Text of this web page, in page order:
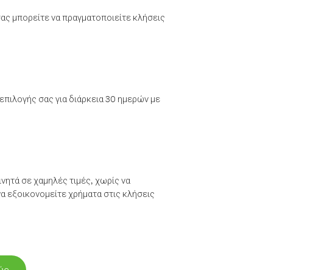
μπορείτε να πραγματοποιείτε κλήσεις
σας για διάρκεια 30 ημερών με
σε χαμηλές τιμές, χωρίς να
χρήματα στις κλήσεις